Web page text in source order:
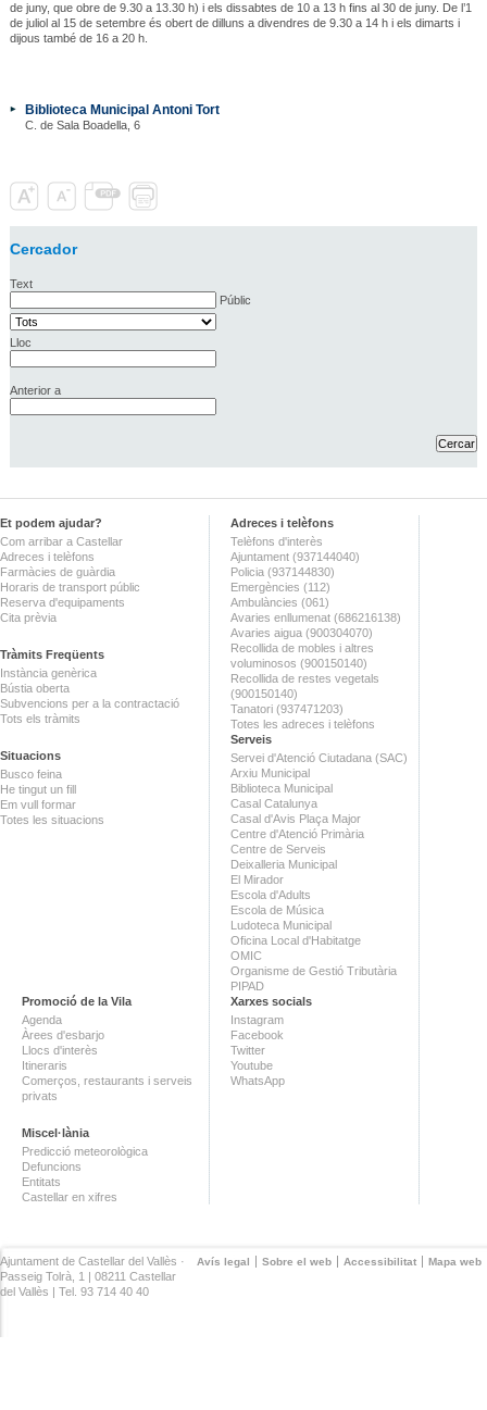
de juny, que obre de 9.30 a 13.30 h) i els dissabtes de 10 a 13 h fins al 30 de juny. De l’1
de juliol al 15 de setembre és obert de dilluns a divendres de 9.30 a 14 h i els dimarts i
dijous també de 16 a 20 h.
Biblioteca Municipal Antoni Tort
C. de Sala Boadella, 6
Cercador
Text
Públic
Lloc
Anterior a
Et podem ajudar?
Com arribar a Castellar
Adreces i telèfons
Farmàcies de guàrdia
Horaris de transport públic
Reserva d'equipaments
Cita prèvia
Tràmits Freqüents
Instància genèrica
Bústia oberta
Subvencions per a la contractació
Tots els tràmits
Situacions
Busco feina
He tingut un fill
Em vull formar
Totes les situacions
Adreces i telèfons
Telèfons d'interès
Ajuntament (937144040)
Policia (937144830)
Emergències (112)
Ambulàncies (061)
Avaries enllumenat (686216138)
Avaries aigua (900304070)
Recollida de mobles i altres
voluminosos (900150140)
Recollida de restes vegetals
(900150140)
Tanatori (937471203)
Totes les adreces i telèfons
Serveis
Servei d'Atenció Ciutadana (SAC)
Arxiu Municipal
Biblioteca Municipal
Casal Catalunya
Casal d'Avis Plaça Major
Centre d'Atenció Primària
Centre de Serveis
Deixalleria Municipal
El Mirador
Escola d'Adults
Escola de Música
Ludoteca Municipal
Oficina Local d'Habitatge
OMIC
Organisme de Gestió Tributària
PIPAD
Promoció de la Vila
Agenda
Àrees d'esbarjo
Llocs d'interès
Itineraris
Comerços, restaurants i serveis
privats
Miscel·lània
Predicció meteorològica
Defuncions
Entitats
Castellar en xifres
Xarxes socials
Instagram
Facebook
Twitter
Youtube
WhatsApp
Avís legal Sobre el web Accessibilitat Mapa web
Ajuntament de Castellar del Vallès ·
Passeig Tolrà, 1 | 08211 Castellar
del Vallès | Tel. 93 714 40 40